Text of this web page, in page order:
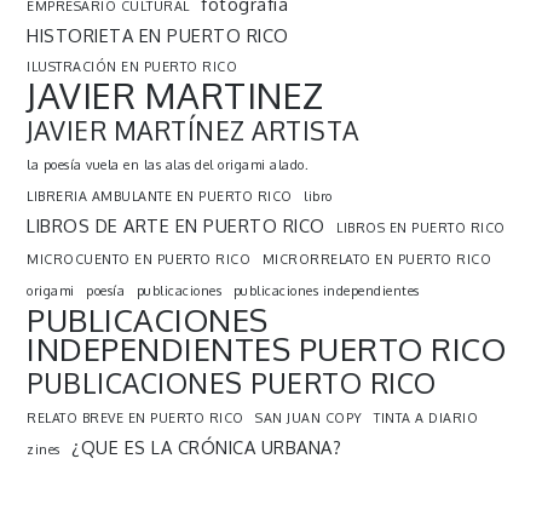
EMPRESARIO CULTURAL
HISTORIETA EN PUERTO RICO
ILUSTRACIÓN EN PUERTO RICO
JAVIER MARTINEZ
JAVIER MARTÍNEZ ARTISTA
la poesía vuela en las alas del origami alado.
LIBRERIA AMBULANTE EN PUERTO RICO
libro
LIBROS DE ARTE EN PUERTO RICO
LIBROS EN PUERTO RICO
MICROCUENTO EN PUERTO RICO
MICRORRELATO EN PUERTO RICO
origami
poesía publicaciones publicaciones independientes
PUBLICACIONES
INDEPENDIENTES PUERTO RICO
PUBLICACIONES PUERTO RICO
RELATO BREVE EN PUERTO RICO SAN JUAN COPY
TINTA A DIARIO
zines
¿QUE ES LA CRÓNICA URBANA?